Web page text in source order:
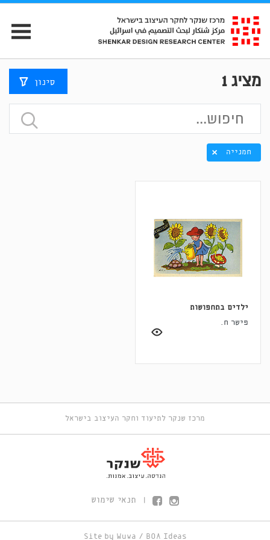
מציג1 סינון
חמנייה
ילדים בתחפושות
פישר ח.
מרכז שנקר לתיעוד וחקר העיצוב בישראל
תנאי שימוש
Site by Wuwa / BOA Ideas